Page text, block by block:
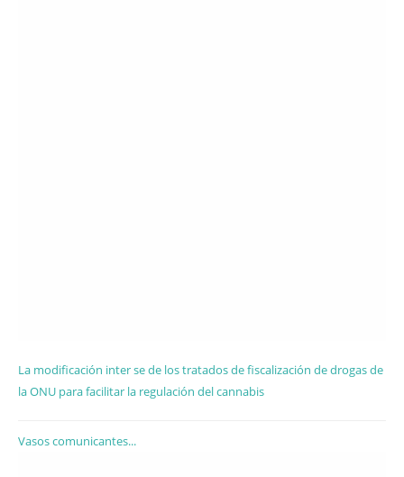
La modificación inter se de los tratados de fiscalización de drogas de
la ONU para facilitar la regulación del cannabis
Vasos comunicantes...